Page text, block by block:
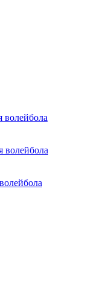
волейбола
волейбола